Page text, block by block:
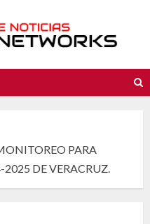
PARA
DE VERACRUZ.